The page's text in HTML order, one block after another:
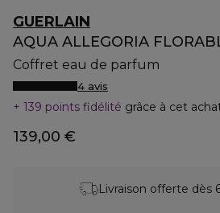
GUERLAIN
AQUA ALLEGORIA
Coffret eau de parfum
4 avis
139 points fidélité grâce à cet
139,00 €
Livraison offerte dès